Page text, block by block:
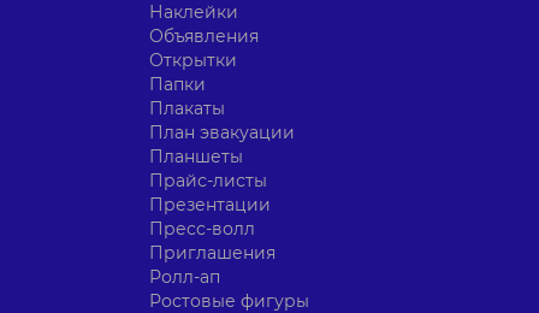
Наклейки
Объявления
Открытки
Папки
Плакаты
План эвакуации
Планшеты
Прайс-листы
Презентации
Пресс-волл
Приглашения
Ролл-ап
Ростовые фигуры